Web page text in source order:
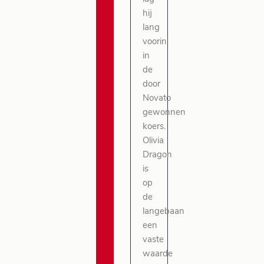
hij
lang
voorin
in
de
door
Novato
gewonnen
koers.
Olivia
Dragon
is
op
de
langebaan
een
vaste
waarde